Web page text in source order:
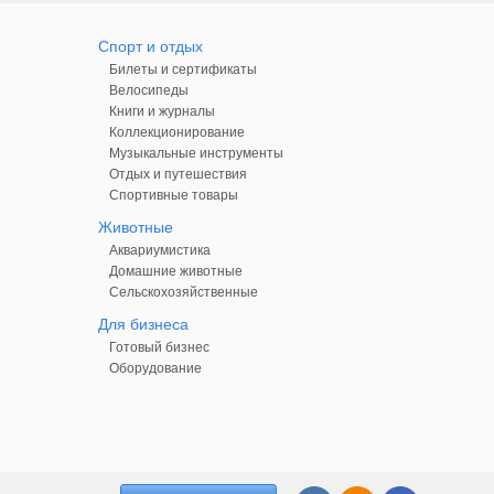
Спорт и отдых
Билеты и сертификаты
Велосипеды
Книги и журналы
Коллекционирование
Музыкальные инструменты
Отдых и путешествия
Спортивные товары
Животные
Аквариумистика
Домашние животные
Сельскохозяйственные
Для бизнеса
Готовый бизнес
Оборудование